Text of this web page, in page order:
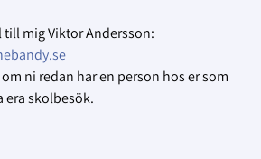
mig Viktor Andersson:
ni redan har en person hos er som
era skolbesök.